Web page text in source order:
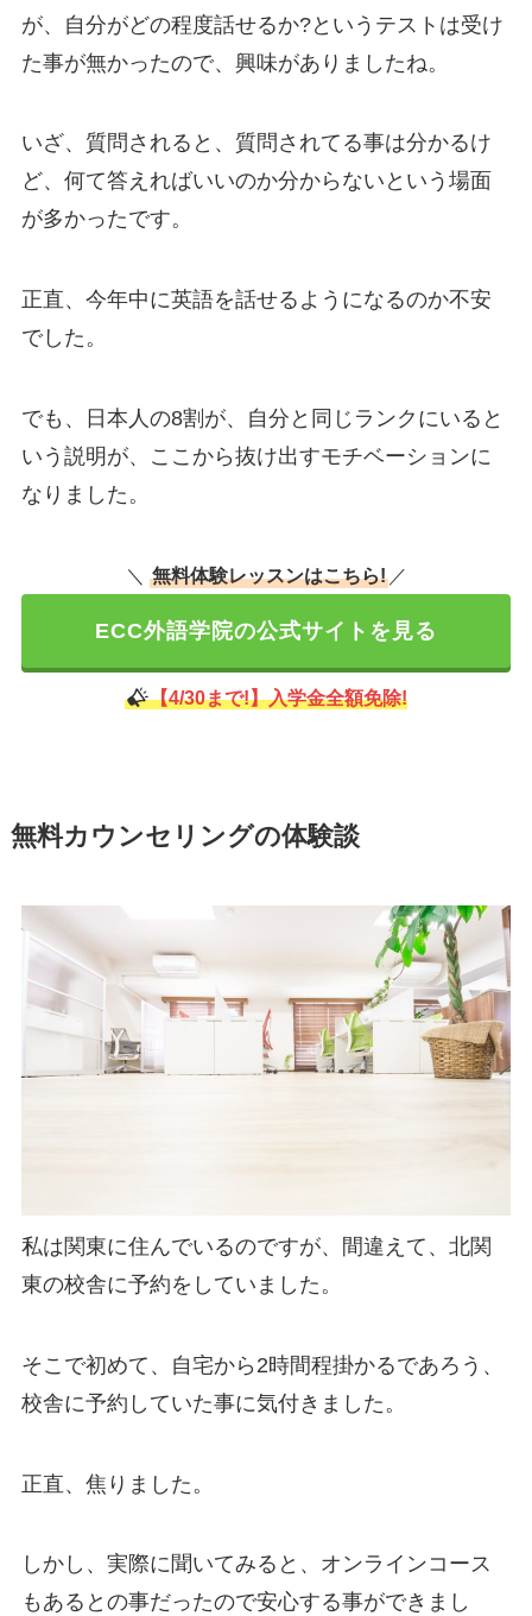
が、自分がどの程度話せるか?というテストは受け
た事が無かったので、興味がありましたね。
いざ、質問されると、質問されてる事は分かるけ
ど、何て答えればいいのか分からないという場面
が多かったです。
正直、今年中に英語を話せるようになるのか不安
でした。
でも、 日本人の8割 が、自分と同じランクにいると
いう説明が、ここから抜け出すモチベーションに
なりました。
＼ 無料体験レッスンはこちら!／
ECC外語学院の公式サイトを見る
【4/30まで!】入学金全額免除!
無料カウンセリングの体験談
私は関東に住んでいるのですが、
間違えて、北関
東の校舎に予約をしていました。
そこで初めて、自宅から2時間程掛かるであろう、
校舎に予約していた事に気付きました。
正直、焦りました。
しかし、実際に聞いてみると、 オンラインコース
もある との事だったので安心する事ができまし